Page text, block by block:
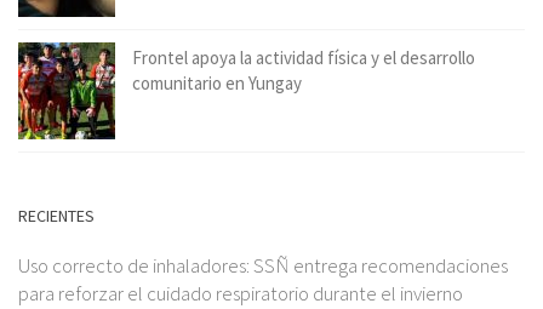
Frontel apoya la actividad física y el desarrollo
comunitario en Yungay
RECIENTES
Uso correcto de inhaladores: SSÑ entrega recomendaciones
para reforzar el cuidado respiratorio durante el invierno